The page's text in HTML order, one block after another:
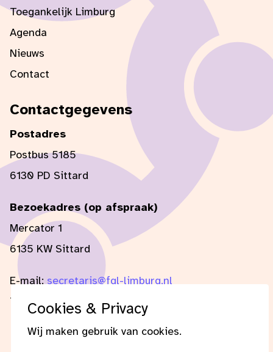
Cookies & Privacy
Wij maken gebruik van cookies.
Toegankelijk Limburg
Agenda
Nieuws
Contact
Contactgegevens
Postadres
Postbus 5185
6130 PD Sittard
Bezoekadres (op afspraak)
Mercator 1
6135 KW Sittard
E-mail:secretaris@fgl-limburg.nl
Tel:+31 (0) 6 51 46 69 78